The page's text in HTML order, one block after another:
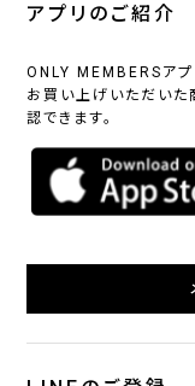
アプリのご紹介
ONLY MEMBERSアプ
お買い上げいただいた
認できます。